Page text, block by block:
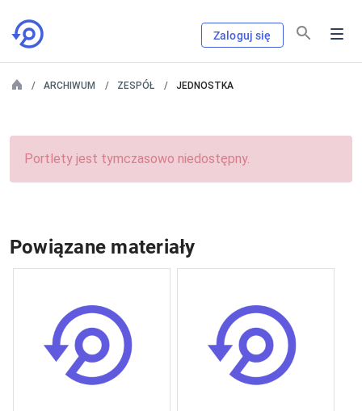
Zaloguj się
ARCHIWUM ZESPÓŁ JEDNOSTKA
Portlety jest tymczasowo niedostępny.
Powiązane materiały